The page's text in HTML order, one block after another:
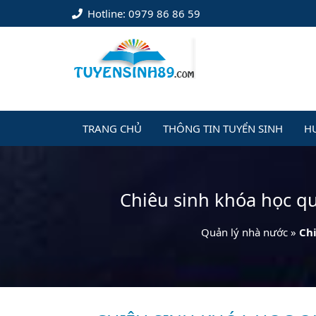
Hotline: 0979 86 86 59
TRANG CHỦ THÔNG TIN TUYỂN SINH
Chiêu sinh khóa học
Quản lý nhà nước»